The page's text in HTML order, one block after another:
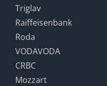
Triglav
Raiffeisenbank
Roda
VODAVODA
CRBC
Mozzart